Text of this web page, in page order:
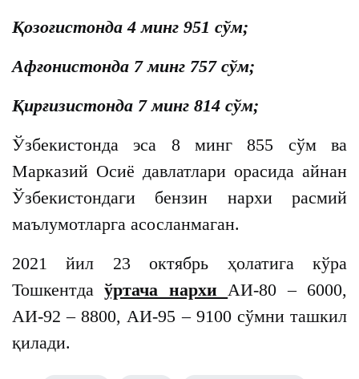
Қозоғистонда 4 минг 951 сўм;
Афғонистонда 7 минг 757 сўм;
Қирғизистонда 7 минг 814 сўм;
Ўзбекистонда эса 8 минг 855 сўм ва
Марказий Осиё давлатлари орасида айнан
Ўзбекистондаги бензин нархи расмий
маълумотларга асосланмаган.
2021 йил 23 октябрь ҳолатига кўра
Тошкентдаўртача нархиАИ-80 – 6000,
АИ-92 – 8800, АИ-95 – 9100 сўмни ташкил
қилади.